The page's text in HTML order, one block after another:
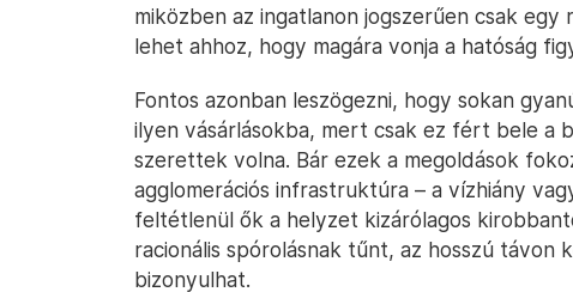
miközben az ingatlanon jogszerűen csak
lehet ahhoz, hogy magára vonja a hatóság
Fontos azonban leszögezni, hogy sokan
ilyen vásárlásokba, mert csak ez fért bele a
szerettek volna. Bár ezek a megoldások
agglomerációs infrastruktúra – a vízhiány
feltétlenül ők a helyzet kizárólagos
racionális spórolásnak tűnt, az hosszú távon
bizonyulhat.